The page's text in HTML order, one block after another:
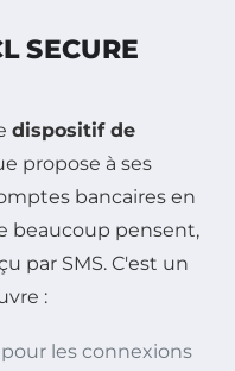
SECURE
dispositif de
propose à ses
bancaires en
beaucoup pensent,
par SMS. C'est un
:
les connexions